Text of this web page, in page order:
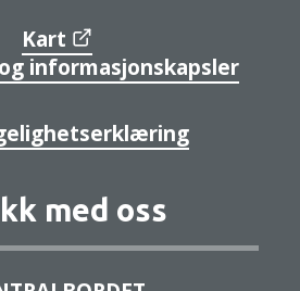
Kart
informasjonskapsler
med oss